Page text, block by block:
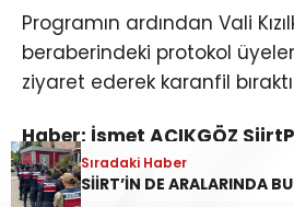
Programın ardından Vali
beraberindeki protokol
ziyaret ederek karanfil
Haber: İsmet AÇIKGÖZ
Genel Yayın Yönetmeni
Sıradaki Haber